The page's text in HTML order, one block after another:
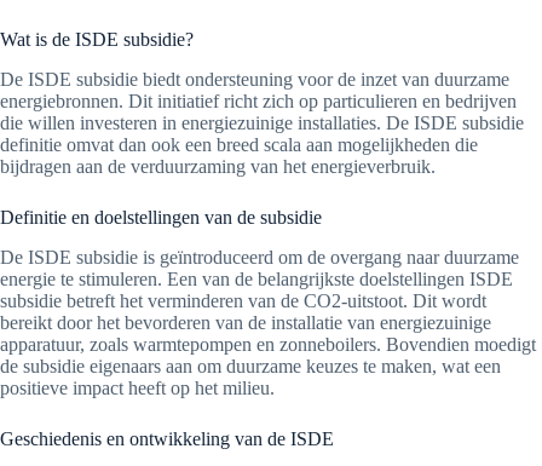
Wat is de ISDE subsidie?
De ISDE subsidie biedt ondersteuning voor de inzet van duurzame
energiebronnen. Dit initiatief richt zich op particulieren en bedrijven
die willen investeren in energiezuinige installaties. De ISDE subsidie
definitie omvat dan ook een breed scala aan mogelijkheden die
bijdragen aan de verduurzaming van het energieverbruik.
Definitie en doelstellingen van de subsidie
De ISDE subsidie is geïntroduceerd om de overgang naar duurzame
energie te stimuleren. Een van de belangrijkste doelstellingen ISDE
subsidie betreft het verminderen van de CO2-uitstoot. Dit wordt
bereikt door het bevorderen van de installatie van energiezuinige
apparatuur, zoals warmtepompen en zonneboilers. Bovendien moedigt
de subsidie eigenaars aan om duurzame keuzes te maken, wat een
positieve impact heeft op het milieu.
Geschiedenis en ontwikkeling van de ISDE